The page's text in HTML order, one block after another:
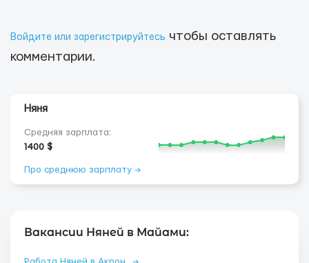
Войдите или зарегистрируйтесь чтобы оставлять
комментарии.
Няня
Средняя зарплата:
1400 $
Про среднюю зарплату →
Вакансии Няней в Майами: